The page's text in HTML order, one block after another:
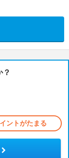
？
ントがたまる